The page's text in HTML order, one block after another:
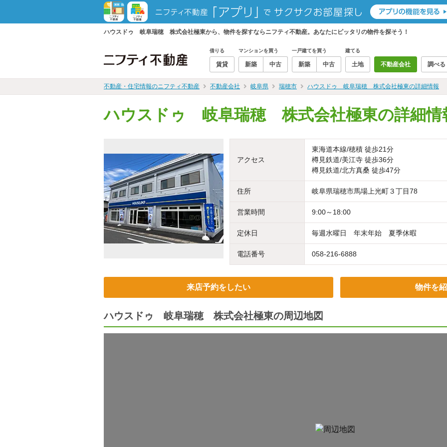
ハウスドゥ 岐阜瑞穂 株式会社極東から、物件を探すならニフティ不動産。あなたにピッタリの物件を探そう！
借りる
賃貸
マンションを買う
新築 中古
一戸建てを買う
新築 中古
建てる
土地 不動産会社 調べる
不動産・住宅情報のニフティ不動産 不動産会社 岐阜県 瑞穂市 ハウスドゥ 岐阜瑞穂 株式会社極東の詳細情報
ハウスドゥ 岐阜瑞穂 株式会社極東の詳細情
アクセス
東海道本線/穂積 徒歩21分
樽見鉄道/美江寺 徒歩36分
樽見鉄道/北方真桑 徒歩47分
住所 岐阜県瑞穂市馬場上光町３丁目78
営業時間 9:00～18:00
定休日 毎週水曜日 年末年始 夏季休暇
電話番号 058-216-6888
来店予約をしたい 物件を
ハウスドゥ 岐阜瑞穂 株式会社極東の周辺地図